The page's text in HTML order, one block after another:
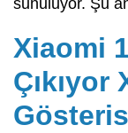
sunuluyor. Şu
Xiaomi